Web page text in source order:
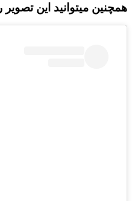
همچنین میتوانید این تصویر